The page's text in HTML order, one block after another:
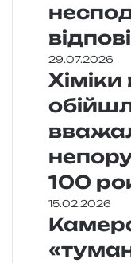
29.07.2026
100
15.02.2026